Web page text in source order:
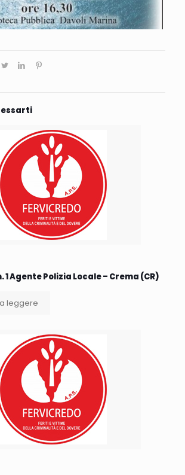
1 Agente Polizia Locale – Crema (CR)
leggere